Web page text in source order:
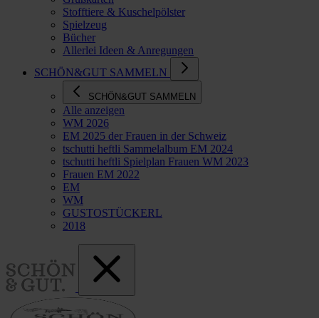
Stofftiere & Kuschelpölster
Spielzeug
Bücher
Allerlei Ideen & Anregungen
SCHÖN&GUT SAMMELN
SCHÖN&GUT SAMMELN
Alle anzeigen
WM 2026
EM 2025 der Frauen in der Schweiz
tschutti heftli Sammelalbum EM 2024
tschutti heftli Spielplan Frauen WM 2023
Frauen EM 2022
EM
WM
GUSTOSTÜCKERL
2018